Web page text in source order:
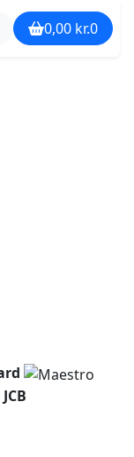
0,00 kr.0
JCB